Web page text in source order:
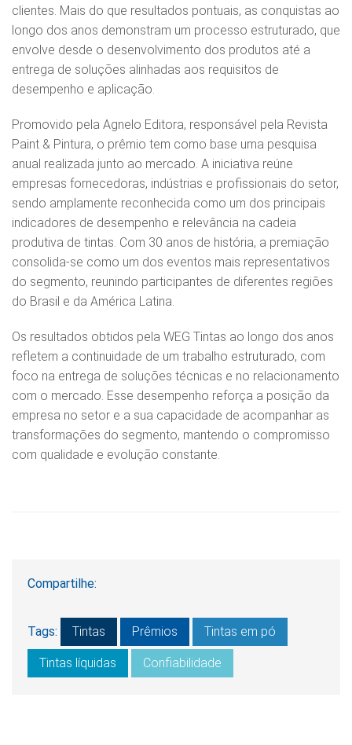
clientes. Mais do que resultados pontuais, as conquistas ao
longo dos anos demonstram um processo estruturado, que
envolve desde o desenvolvimento dos produtos até a
entrega de soluções alinhadas aos requisitos de
desempenho e aplicação.
Promovido pela Agnelo Editora, responsável pela Revista
Paint & Pintura, o prêmio tem como base uma pesquisa
anual realizada junto ao mercado. A iniciativa reúne
empresas fornecedoras, indústrias e profissionais do setor,
sendo amplamente reconhecida como um dos principais
indicadores de desempenho e relevância na cadeia
produtiva de tintas. Com 30 anos de história, a premiação
consolida‑se como um dos eventos mais representativos
do segmento, reunindo participantes de diferentes regiões
do Brasil e da América Latina.
Os resultados obtidos pela WEG Tintas ao longo dos anos
refletem a continuidade de um trabalho estruturado, com
foco na entrega de soluções técnicas e no relacionamento
com o mercado. Esse desempenho reforça a posição da
empresa no setor e a sua capacidade de acompanhar as
transformações do segmento, mantendo o compromisso
com qualidade e evolução constante.
Compartilhe:
Tags: Tintas Prêmios Tintas em pó
Tintas líquidas Confiabilidade